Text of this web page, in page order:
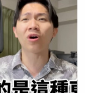
許是出於捍衛文學價
意見，便失去了原本
過度在意外界聲
只是出於對文學的
文茜也分享自身經
，仍投入大量心力完
正因為曾有類似感